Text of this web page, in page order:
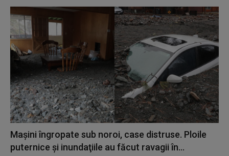
Mașini îngropate sub noroi, case distruse. Ploile
puternice şi inundaţiile au făcut ravagii în...